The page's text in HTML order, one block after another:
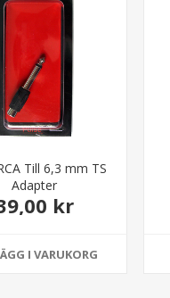
Till 6,3 mm TS
Adapter
kr
I VARUKORG